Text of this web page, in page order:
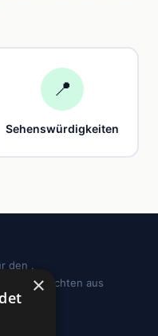
📍
Sehenswürdigkeiten
den .
Geschichten aus
×